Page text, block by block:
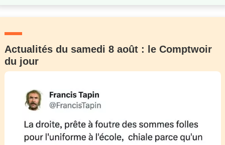
Actualités du samedi 8 août : le Comptwoir
du jour